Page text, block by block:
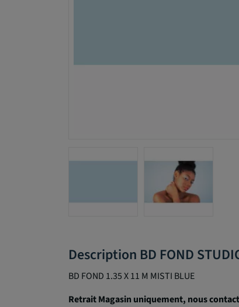
Description BD FOND
BD FOND 1.35 X 11 M MISTI BLUE
Retrait Magasin uniquement, nous